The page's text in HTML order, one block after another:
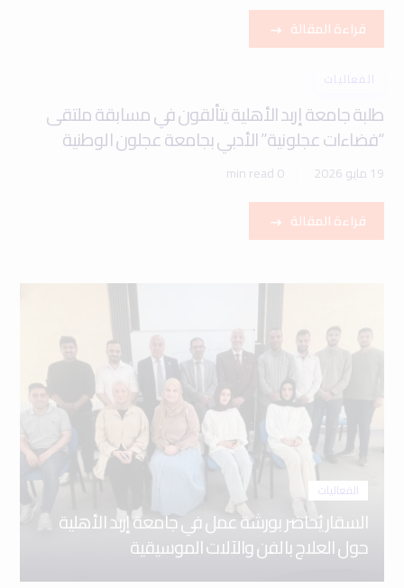
قراءة المقالة
الفعاليات
طلبة جامعة إربد الأهلية يتألقون في مسابقة ملتقى
“فضاءات عجلونية” الأدبي بجامعة عجلون الوطنية
19 مايو 2026 0 min read
قراءة المقالة
الفعاليات
السقار يُحاضر بورشة عمل في جامعة إربد الأهلية
حول العلاج بالفن والآلات الموسيقية